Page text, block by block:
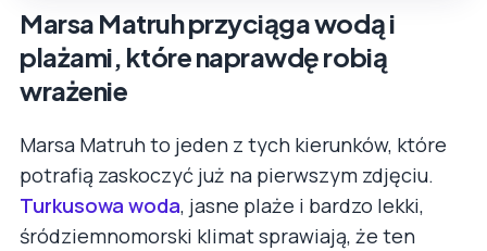
Marsa Matruh przyciąga wodą i
plażami, które naprawdę robią
wrażenie
Marsa Matruh to jeden z tych kierunków, które
potrafią zaskoczyć już na pierwszym zdjęciu.
Turkusowa woda, jasne plaże i bardzo lekki,
śródziemnomorski klimat sprawiają, że ten